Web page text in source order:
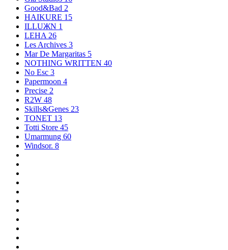
Good&Bad 2
HAIKURE 15
ILLUЖN 1
LEHA 26
Les Archives 3
Mar De Margaritas 5
NOTHING WRITTEN 40
No Esc 3
Papermoon 4
Precise 2
R2W 48
Skills&Genes 23
TONET 13
Totti Store 45
Umarmung 60
Windsor. 8